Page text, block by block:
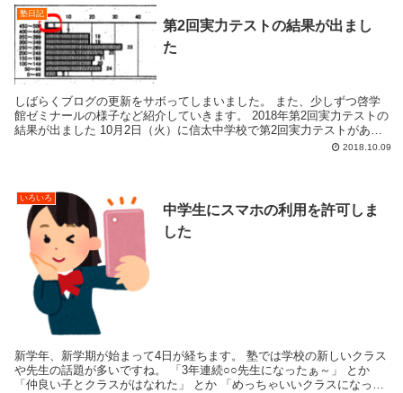
塾日記
第2回実力テストの結果が出まし
た
しばらくブログの更新をサボってしまいました。 また、少しずつ啓学
館ゼミナールの様子など紹介していきます。 2018年第2回実力テストの
結果が出ました 10月2日（火）に信太中学校で第2回実力テストがあり
2018.10.09
いろいろ
中学生にスマホの利用を許可しま
した
新学年、新学期が始まって4日が経ちます。 塾では学校の新しいクラス
や先生の話題が多いですね。 「3年連続○○先生になったぁ～」 とか
「仲良い子とクラスがはなれた」 とか 「めっちゃいいクラスになった